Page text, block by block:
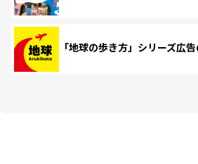
「地球の歩き方」シリーズ広